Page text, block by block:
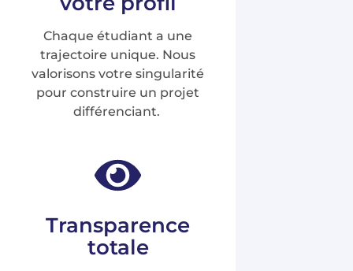
Chaque étudiant a une
trajectoire unique. Nous
valorisons votre singularité
pour construire un projet
différenciant.
Transparence
totale